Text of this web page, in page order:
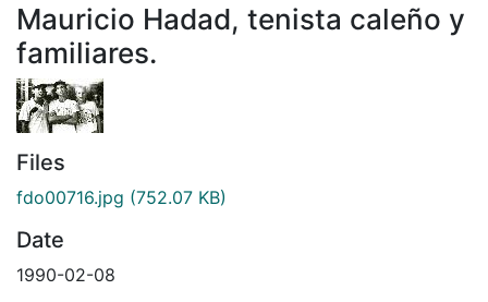
Mauricio Hadad, tenista caleño y
familiares.
Files
fdo00716.jpg (752.07 KB)
Date
1990-02-08